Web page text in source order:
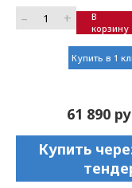
– +
В
корзину
Купить в 1
61 890
Купить